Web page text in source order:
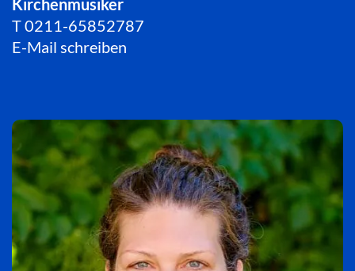
Kirchenmusiker
T0211-65852787
E-Mail schreiben